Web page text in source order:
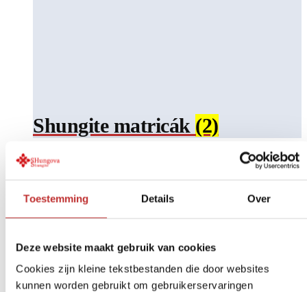
Toestemming Details Over
Deze website maakt gebruik van cookies
Cookies zijn kleine tekstbestanden die door websites
kunnen worden gebruikt om gebruikerservaringen
Shungite matricák (2)